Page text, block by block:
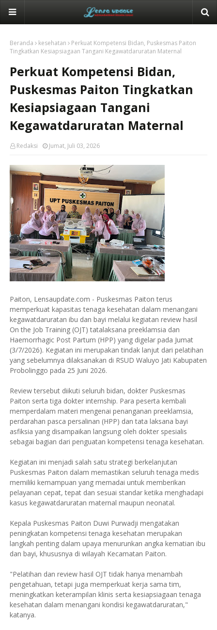
Beranda kesehatan
Perkuat Kompetensi Bidan, Puskesmas Paiton
Tingkatkan Kesiapsiagaan Tangani Kegawatdaruratan Maternal
Perkuat Kompetensi Bidan,
Puskesmas Paiton Tingkatkan
Kesiapsiagaan Tangani
Kegawatdaruratan Maternal
Redaksi Jumat, Juli 03, 2026
Paiton, Lensaupdate.com - Puskesmas Paiton terus
memperkuat kapasitas tenaga kesehatan dalam menangani
kegawatdaruratan ibu dan bayi melalui kegiatan review hasil
On the Job Training (OJT) tatalaksana preeklamsia dan
Haemorrhagic Post Partum (HPP) yang digelar pada Jumat
(3/7/2026). Kegiatan ini merupakan tindak lanjut dari pelatihan
yang sebelumnya dilaksanakan di RSUD Waluyo Jati Kabupaten
Probolinggo pada 25 Juni 2026.
Review tersebut diikuti seluruh bidan, dokter Puskesmas
Paiton serta tiga dokter internship. Para peserta kembali
memperdalam materi mengenai penanganan preeklamsia,
perdarahan pasca persalinan (HPP) dan tata laksana bayi
asfiksia yang disampaikan langsung oleh dokter spesialis
sebagai bagian dari penguatan kompetensi tenaga kesehatan.
Kegiatan ini menjadi salah satu strategi berkelanjutan
Puskesmas Paiton dalam memastikan seluruh tenaga medis
memiliki kemampuan yang memadai untuk memberikan
pelayanan cepat, tepat dan sesuai standar ketika menghadapi
kasus kegawatdaruratan maternal maupun neonatal.
Kepala Puskesmas Paiton Duwi Purwadji mengatakan
peningkatan kompetensi tenaga kesehatan merupakan
langkah penting dalam upaya menurunkan angka kematian ibu
dan bayi, khususnya di wilayah Kecamatan Paiton.
"Pelatihan dan review hasil OJT tidak hanya menambah
pengetahuan, tetapi juga memperkuat kerja sama tim,
meningkatkan keterampilan klinis serta kesiapsiagaan tenaga
kesehatan dalam menangani kondisi kegawatdaruratan,"
katanya.